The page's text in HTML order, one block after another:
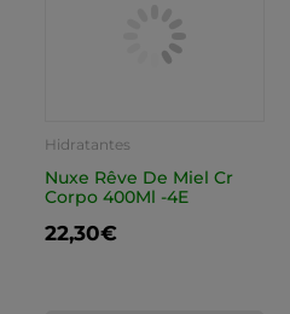
Hidratantes
Nuxe Rêve De Miel Cr
Corpo 400Ml -4E
22,30€